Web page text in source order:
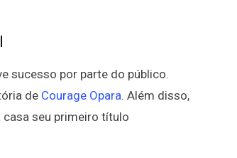
sucesso por parte do público.
de Courage Opara. Além disso,
casa seu primeiro título